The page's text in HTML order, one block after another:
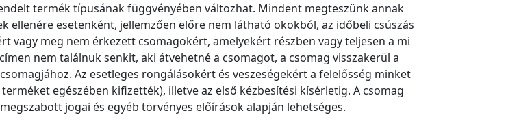
termék típusának függvényében változhat. Mindent megteszünk annak
esetenként, jellemzően előre nem látható okokból, az időbeli csúszás
vagy meg nem érkezett csomagokért, amelyekért részben vagy teljesen a mi
nem találnuk senkit, aki átvehetné a csomagot, a csomag visszakerül a
Az esetleges rongálásokért és veszeségekért a felelősség minket
egészében kifizették), illetve az első kézbesítési kísérletig. A csomag
jogai és egyéb törvényes előírások alapján lehetséges.